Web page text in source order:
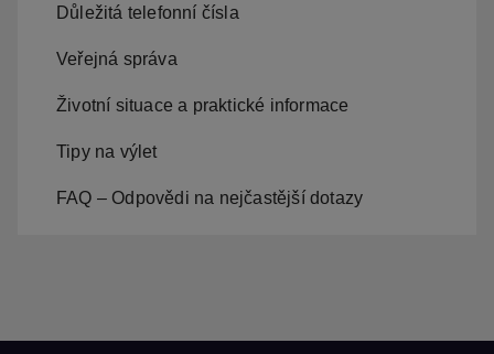
Důležitá telefonní čísla
Veřejná správa
Životní situace a praktické informace
Tipy na výlet
FAQ – Odpovědi na nejčastější dotazy